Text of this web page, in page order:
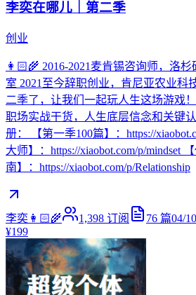
李奕在哪儿｜第二季
创业
👩🏻‍🌾 2016-2021麦肯锡咨询师，洛
室 2021至今辞职创业，肯尼亚农业科
二季了，让我们一起玩人生这场游戏
职场实战干货，人生底层信念和关键
册： 【第一季100篇】：https://
大师】：https://xiaobot.com/p/mindset
南】：https://xiaobot.com/p/Relationship
李奕👩🏻‍🌾 1,398 订阅 76 篇04/10
¥199